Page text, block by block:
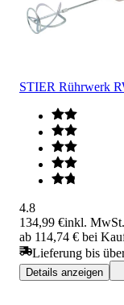
STIER Rührwerk
4.8
134,99 €inkl. MwSt.
ab 114,74 € bei
Lieferung bis
Details anzeigen